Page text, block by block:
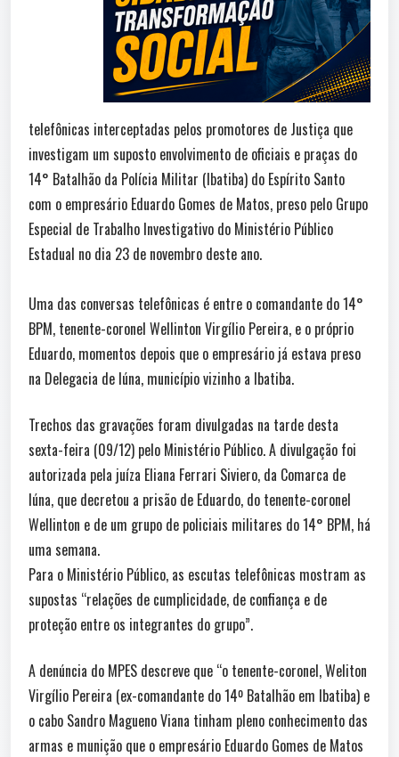
telefônicas interceptadas pelos promotores de Justiça que
investigam um suposto envolvimento de oficiais e praças do
14° Batalhão da Polícia Militar (Ibatiba) do Espírito Santo
com o empresário Eduardo Gomes de Matos, preso pelo Grupo
Especial de Trabalho Investigativo do Ministério Público
Estadual no dia 23 de novembro deste ano.
Uma das conversas telefônicas é entre o comandante do 14°
BPM, tenente-coronel Wellinton Virgílio Pereira, e o próprio
Eduardo, momentos depois que o empresário já estava preso
na Delegacia de Iúna, município vizinho a Ibatiba.
Trechos das gravações foram divulgadas na tarde desta
sexta-feira (09/12) pelo Ministério Público. A divulgação foi
autorizada pela juíza Eliana Ferrari Siviero, da Comarca de
Iúna, que decretou a prisão de Eduardo, do tenente-coronel
Wellinton e de um grupo de policiais militares do 14° BPM, há
uma semana.
Para o Ministério Público, as escutas telefônicas mostram as
supostas “relações de cumplicidade, de confiança e de
proteção entre os integrantes do grupo”.
A denúncia do MPES descreve que “o tenente-coronel, Weliton
Virgílio Pereira (ex-comandante do 14º Batalhão em Ibatiba) e
o cabo Sandro Magueno Viana tinham pleno conhecimento das
armas e munição que o empresário Eduardo Gomes de Matos